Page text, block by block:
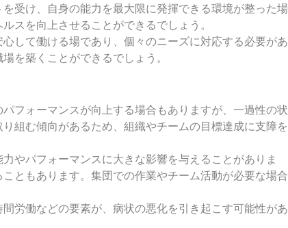
受け、自身の能力を最大限に発揮できる環境が整った場
スを向上させることができるでしょう。
して働ける場であり、個々のニーズに対応する必要があ
を築くことができるでしょう。
フォーマンスが向上する場合もありますが、一過性の状
組む傾向があるため、組織やチームの目標達成に支障を
やパフォーマンスに大きな影響を与えることがありま
ともあります。集団での作業やチーム活動が必要な場合
労働などの要素が、病状の悪化を引き起こす可能性があ